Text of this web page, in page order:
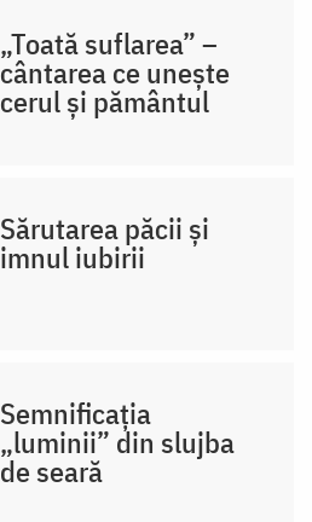
„Toată suflarea” –
cântarea ce unește
cerul și pământul
Sărutarea păcii și
imnul iubirii
Semnificația
„luminii” din slujba
de seară